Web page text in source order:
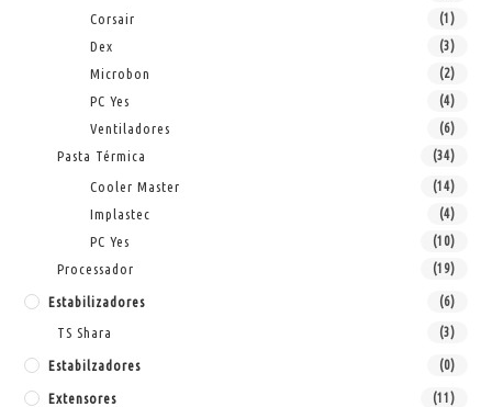
Corsair (1)
Dex (3)
Microbon (2)
PC Yes (4)
Ventiladores (6)
Pasta Térmica (34)
Cooler Master (14)
Implastec (4)
PC Yes (10)
Processador (19)
Estabilizadores (6)
TS Shara (3)
Estabilzadores (0)
Extensores (11)